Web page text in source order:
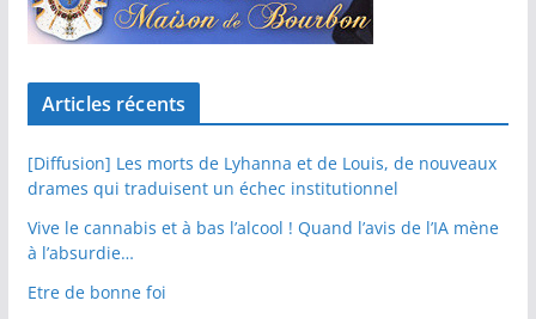
Articles récents
[Diffusion] Les morts de Lyhanna et de Louis, de nouveaux
drames qui traduisent un échec institutionnel
Vive le cannabis et à bas l’alcool ! Quand l’avis de l’IA mène
à l’absurdie…
Etre de bonne foi